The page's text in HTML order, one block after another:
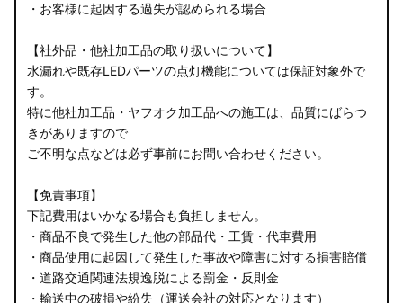
・お客様に起因する過失が認められる場合
【社外品・他社加工品の取り扱いについて】
水漏れや既存LEDパーツの点灯機能については保証対象外で
す。
特に他社加工品・ヤフオク加工品への施工は、品質にばらつ
きがありますので
ご不明な点などは必ず事前にお問い合わせください。
【免責事項】
下記費用はいかなる場合も負担しません。
・商品不良で発生した他の部品代・工賃・代車費用
・商品使用に起因して発生した事故や障害に対する損害賠償
・道路交通関連法規逸脱による罰金・反則金
・輸送中の破損や紛失（運送会社の対応となります）